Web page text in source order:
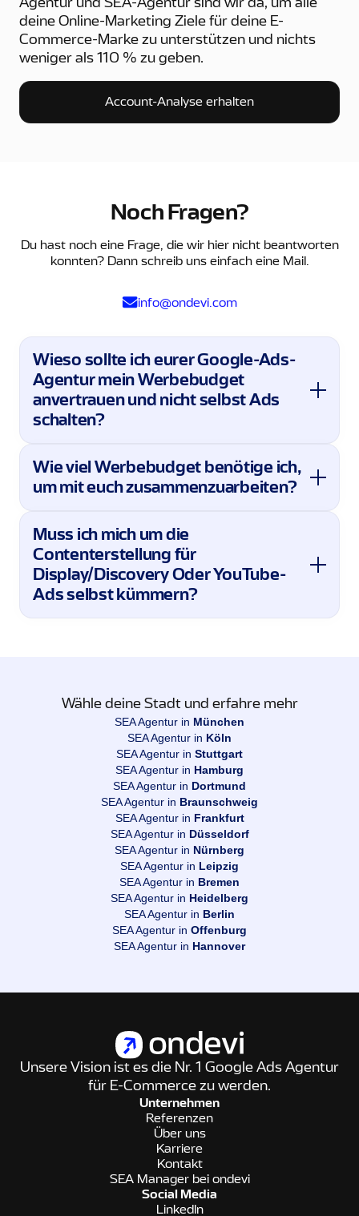
deine Online-Marketing Ziele für deine E-
Commerce-Marke zu unterstützen und nichts
weniger als 110 % zu geben.
Account-Analyse erhalten
Noch Fragen?
Du hast noch eine Frage, die wir hier nicht beantworten
konnten? Dann schreib uns einfach eine Mail.
info@ondevi.com
Wieso sollte ich eurer Google-Ads-
Agentur mein Werbebudget
anvertrauen und nicht selbst Ads
schalten?
Wie viel Werbebudget benötige ich,
um mit euch zusammenzuarbeiten?
Muss ich mich um die
Contenterstellung für
Display/Discovery Oder YouTube-
Ads selbst kümmern?
Wähle deine Stadt und erfahre mehr
SEA Agentur in München
SEA Agentur in Köln
SEA Agentur in Stuttgart
SEA Agentur in Hamburg
SEA Agentur in Dortmund
SEA Agentur in Braunschweig
SEA Agentur in Frankfurt
SEA Agentur in Düsseldorf
SEA Agentur in Nürnberg
SEA Agentur in Leipzig
SEA Agentur in Bremen
SEA Agentur in Heidelberg
SEA Agentur in Berlin
SEA Agentur in Offenburg
SEA Agentur in Hannover
Unsere Vision ist es die Nr. 1 Google Ads Agentur
für E-Commerce zu werden.
Unternehmen
Referenzen
Über uns
Karriere
Kontakt
SEA Manager bei ondevi
Social Media
LinkedIn